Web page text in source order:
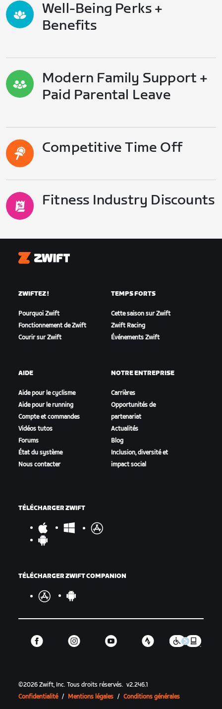
Well-Being Perks +
Benefits
Modern Family Support +
Paid Parental Leave
Competitive Time Off
Fitness Industry Discounts
Zwift
ZWIFTEZ !
Pourquoi Zwift
Fonctionnement de Zwift
Courir sur Zwift
TEMPS FORTS
Cette saison sur Zwift
Zwift Racing
Événements Zwift
AIDE
Aide pour le cyclisme
Aide pour le running
Compte et commandes
Vidéos tutos
Forums
État du système
Nous contacter
NOTRE ENTREPRISE
Carrières
Opportunités de
partenariat
Actualités
Blog
Inclusion, diversité et
impact social
TÉLÉCHARGER ZWIFT
TÉLÉCHARGER ZWIFT COMPANION
©2026 Zwift, Inc.Tous droits réservés. v2.246.1
Confidentialité / Mentions légales / Conditions générales